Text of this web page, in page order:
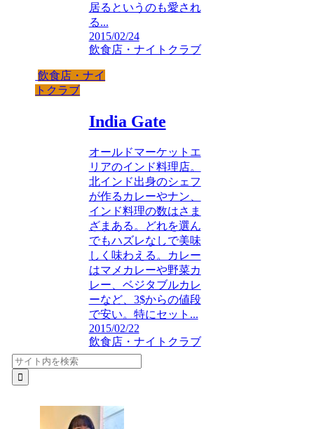
居るというのも愛され
る...
2015/02/24
飲食店・ナイトクラブ
飲食店・ナイ
トクラブ
India Gate
オールドマーケットエ
リアのインド料理店。
北インド出身のシェフ
が作るカレーやナン、
インド料理の数はさま
ざまある。どれを選ん
でもハズレなしで美味
しく味わえる。カレー
はマメカレーや野菜カ
レー、ベジタブルカレ
ーなど、3$からの値段
で安い。特にセット...
2015/02/22
飲食店・ナイトクラブ